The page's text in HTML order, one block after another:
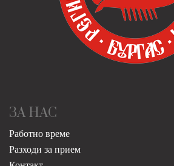
ЗА НАС
Работно време
Разходи за прием